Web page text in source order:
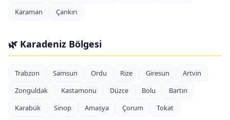
Karaman
Çankırı
🌿 Karadeniz Bölgesi
Trabzon Samsun Ordu Rize Giresun
Artvin
Zonguldak
Kastamonu Düzce Bolu
Bartın
Karabük
Sinop Amasya Çorum
Tokat